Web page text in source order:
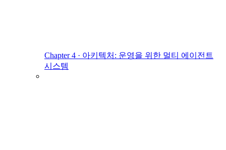
Chapter 4 · 아키텍처: 운영을 위한 멀티 에이전트
시스템